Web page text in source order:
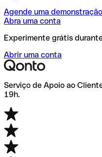
Agende uma demonstração
Abra uma conta
Experimente grátis
Abrir uma conta
Serviço de Apoio ao
19h.